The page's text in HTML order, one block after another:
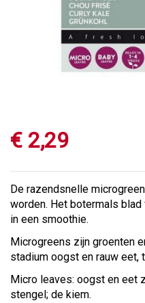
€ 2,29
De razendsnelle
worden. Het botermals
in een smoothie.
Microgreens zijn groenten
stadium oogst en rauw eet,
Micro leaves: oogst en eet
stengel; de kiem.